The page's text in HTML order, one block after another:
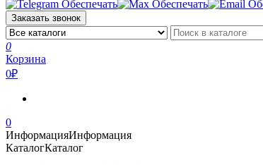
Заказать звонок
0
Корзина
0₽
0
ИнформацияИнформация
КаталогКаталог